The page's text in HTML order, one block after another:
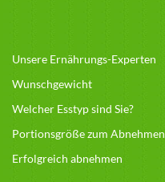
Unsere Ernährungs-Experten
Wunschgewicht
Welcher Esstyp sind Sie?
Portionsgröße zum Abnehmen
Erfolgreich abnehmen